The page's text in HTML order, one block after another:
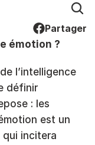
Partager
émotion ?
l’intelligence
définir
: les
est un
qui incitera